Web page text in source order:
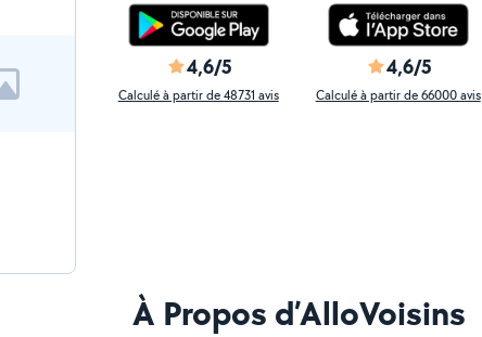
4,6/5
Calculé à partir de 48731 avis
4,6/5
Calculé à partir de 66000 avis
À Propos d’AlloVoisins